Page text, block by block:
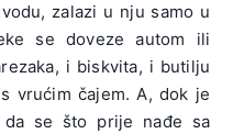
zalazi u nju samo u
se doveze autom ili
i biskvita, i butilju
vrućim čajem. A, dok je
se što prije nađe sa